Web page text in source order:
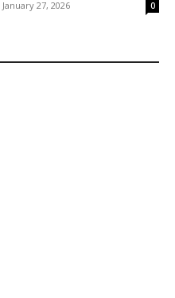
January 27, 2026 0